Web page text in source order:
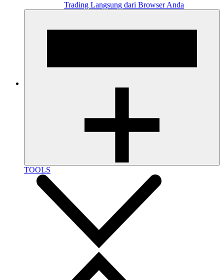
Trading Langsung dari Browser Anda
TOOLS